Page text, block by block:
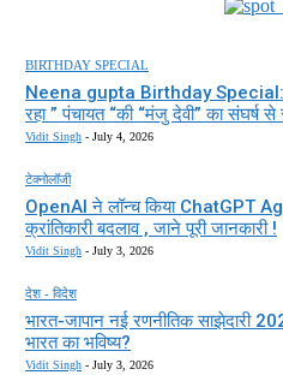
BIRTHDAY SPECIAL
Neena gupta Birthday Special:
रहा ” पंचायत “की “मंजु देवी” का संघर्ष
Vidit Singh - July 4, 2026
टेक्नोलॉजी
OpenAI ने लॉन्च किया ChatGPT
क्रांतिकारी बदलाव , जाने पूरी जानकारी !
Vidit Singh - July 3, 2026
देश - विदेश
भारत-जापान नई रणनीतिक साझेदारी
भारत का भविष्य?
Vidit Singh - July 3, 2026